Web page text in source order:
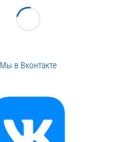
Мы в Вконтакте